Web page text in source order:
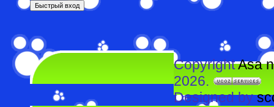
CopyrightAsa
2026.
Designed by